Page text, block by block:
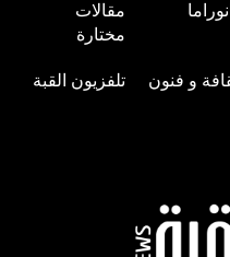
مقالات
مختارة
و فنون تلفزيون القبة